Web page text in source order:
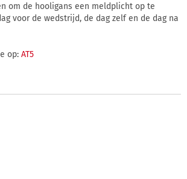
om de hooligans een meldplicht op te
voor de wedstrijd, de dag zelf en de dag na
op: AT5